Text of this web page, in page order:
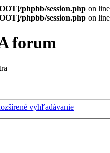
phpbb/session.php on line
phpbb/session.php on line
forum
vyhľadávanie